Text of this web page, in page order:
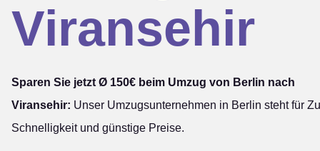
Viransehir
Sparen Sie jetzt Ø 150€ beim Umzug von Berlin nach
Viransehir: Unser Umzugsunternehmen in Berlin steht für
Schnelligkeit und günstige Preise.